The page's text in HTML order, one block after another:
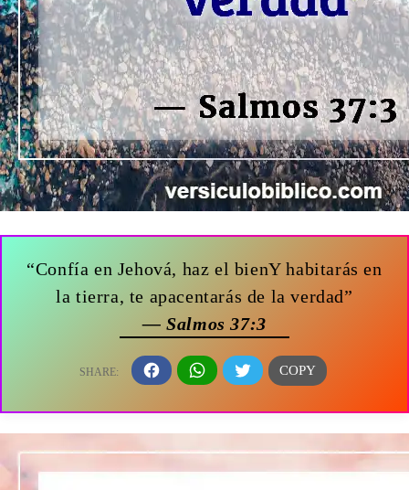
“Confía en Jehová, haz el bienY habitarás en
la tierra, te apacentarás de la verdad”
— Salmos 37:3